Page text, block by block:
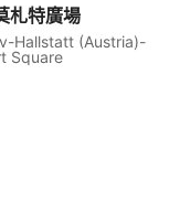
札特廣場
Hallstatt (Austria)-
Square